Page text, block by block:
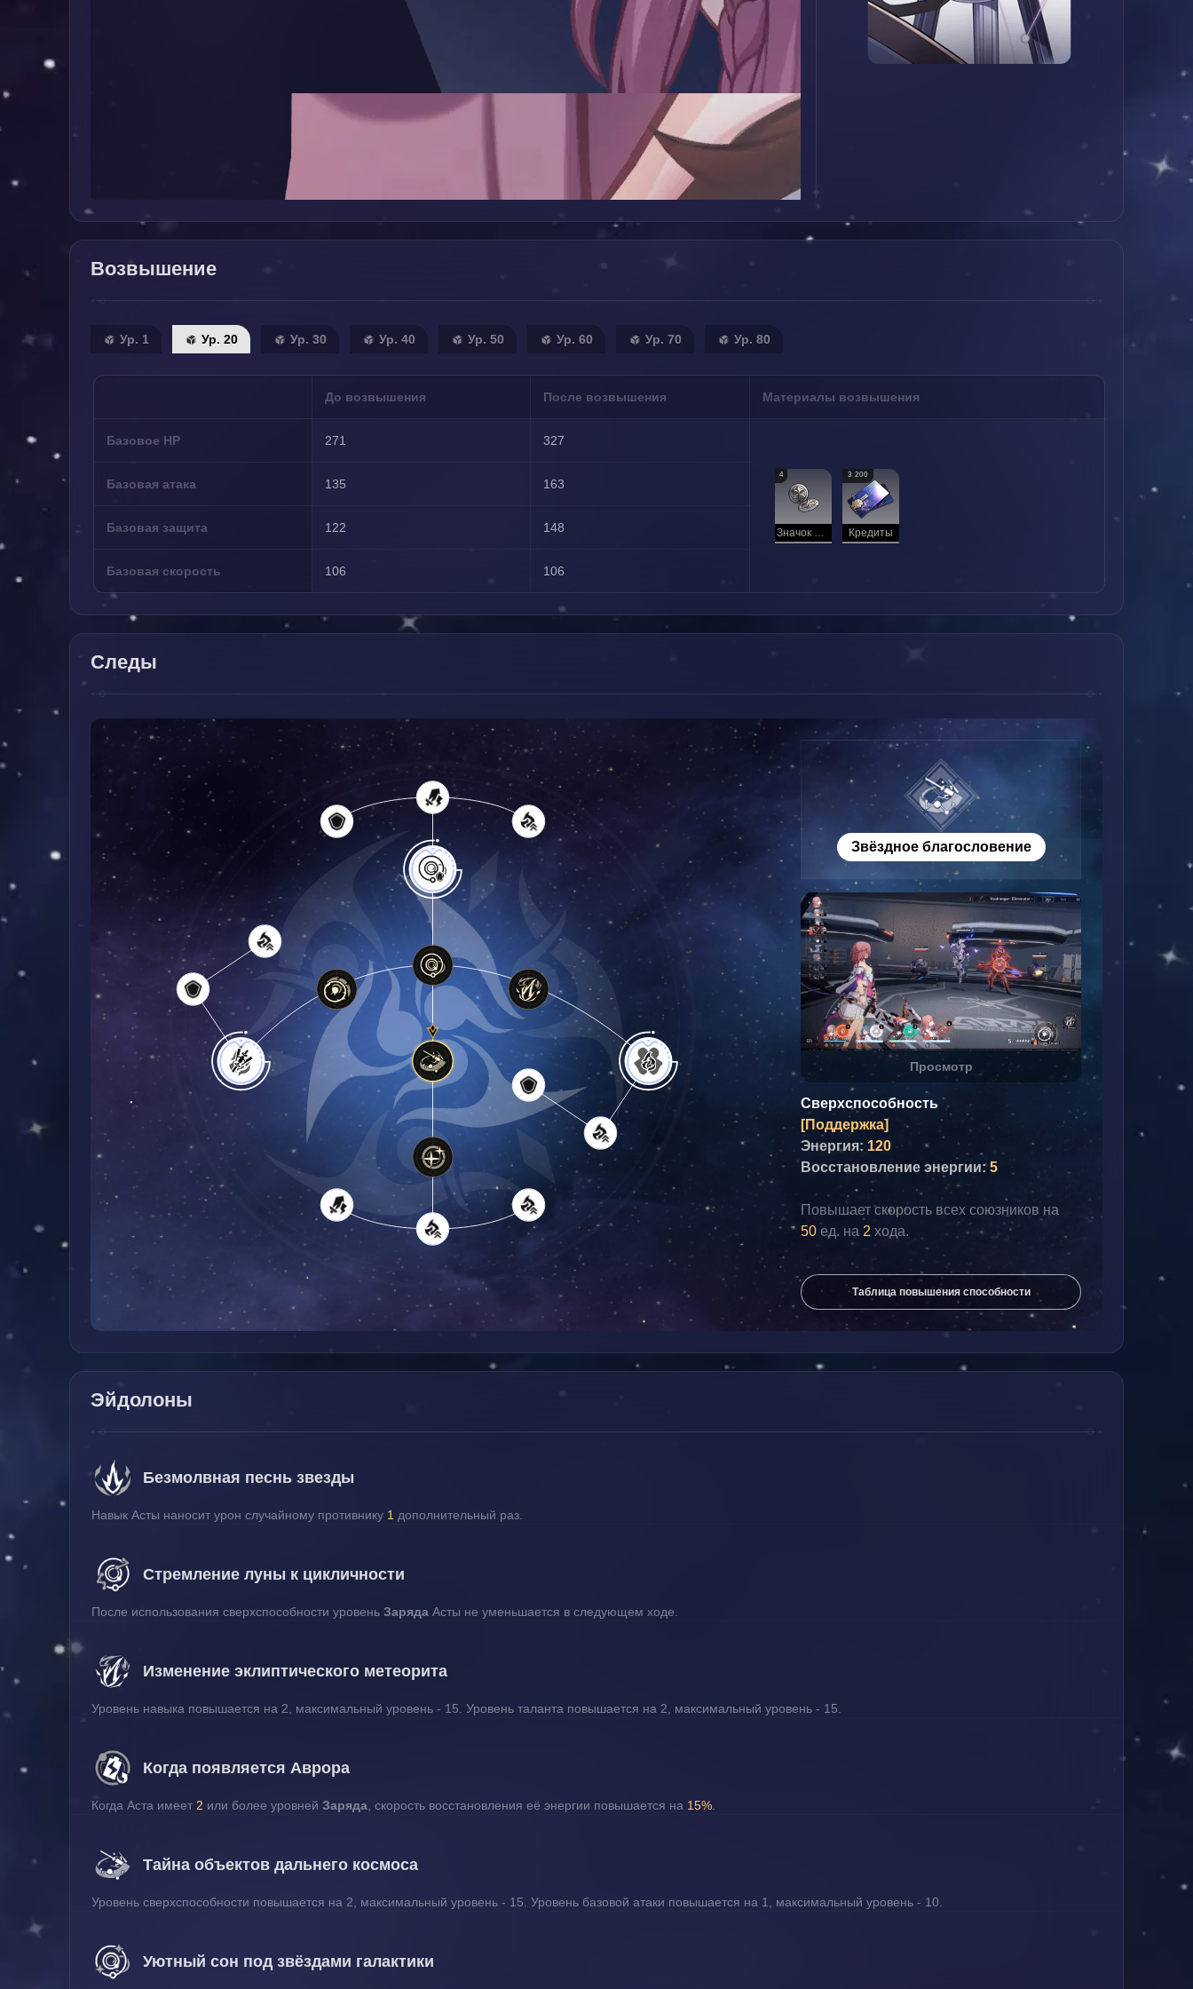
Возвышение
Ур. 1 Ур. 20 Ур. 30 Ур. 40 Ур. 50 Ур. 60 Ур. 70 Ур. 80
До возвышения После возвышения Материалы возвышения
Базовое HP 271 327
4 3 200
Кредиты
Базовая атака 135 163
Базовая защита 122 148
Базовая скорость 106 106
Следы
Звёздное благословение
Просмотр
Сверхспособность
[Поддержка]
Энергия: 120
Восстановление энергии: 5
Повышает скорость всех союзников на
50 ед. на 2 хода.
Таблица повышения способности
Эйдолоны
Безмолвная песнь звезды
Навык Асты наносит урон случайному противнику 1 дополнительный раз.
Стремление луны к цикличности
После использования сверхспособности уровень Заряда Асты не уменьшается в следующем ходе.
Изменение эклиптического метеорита
Уровень навыка повышается на 2, максимальный уровень - 15. Уровень таланта повышается на 2, максимальный уровень - 15.
Когда появляется Аврора
Когда Аста имеет 2 или более уровней Заряда , скорость восстановления её энергии повышается на 15%
Тайна объектов дальнего космоса
Уровень сверхспособности повышается на 2, максимальный уровень - 15. Уровень базовой атаки повышается на 1, максимальный уровень - 10.
Уютный сон под звёздами галактики